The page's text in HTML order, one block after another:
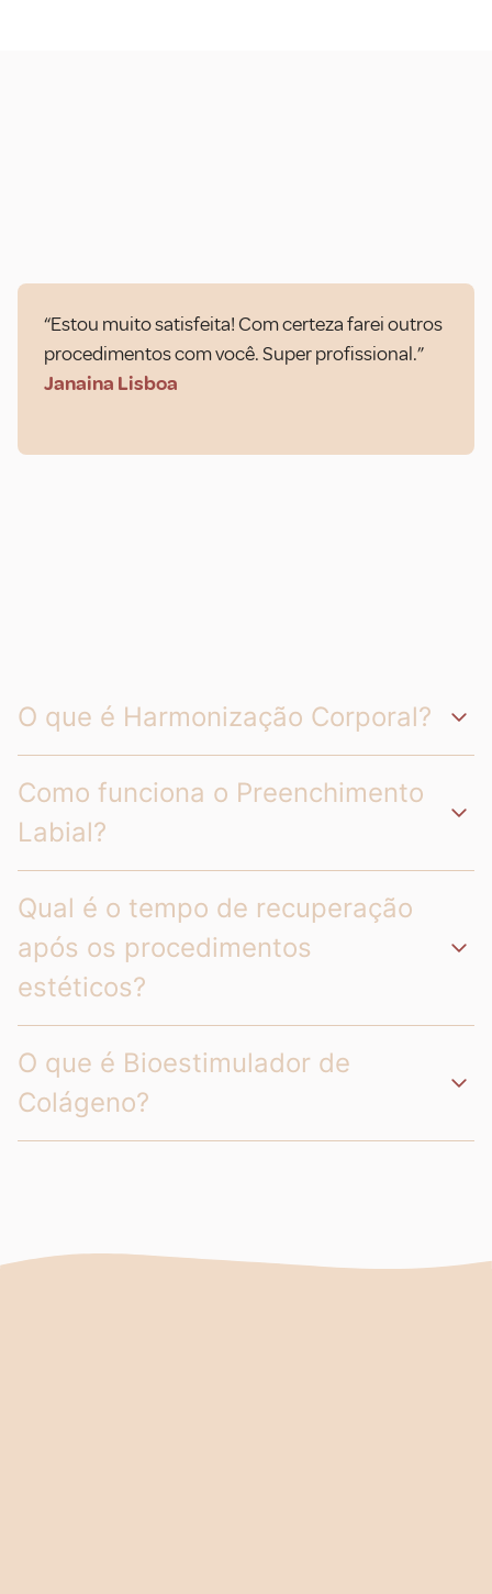
“Estou muito satisfeita! Com certeza farei outros
procedimentos com você. Super profissional.”
Janaina Lisboa
O que é Harmonização Corporal?
Como funciona o Preenchimento
Labial?
Qual é o tempo de recuperação
após os procedimentos
estéticos?
O que é Bioestimulador de
Colágeno?